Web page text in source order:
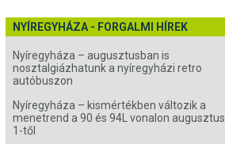
NYÍREGYHÁZA - FORGALMI HÍREK
Nyíregyháza – augusztusban is
nosztalgiázhatunk a nyíregyházi retro
autóbuszon
Nyíregyháza – kismértékben változik a
menetrend a 90 és 94L vonalon augusztus
1-től